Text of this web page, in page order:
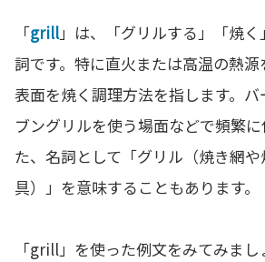
「grill」は、「グリルする」「焼
詞です。特に直火または高温の熱
表面を焼く調理方法を指します。
ブングリルを使う場面などで頻繁に
た、名詞として「グリル（焼き網
具）」を意味することもあります。
「grill」を使った例文をみてみまし